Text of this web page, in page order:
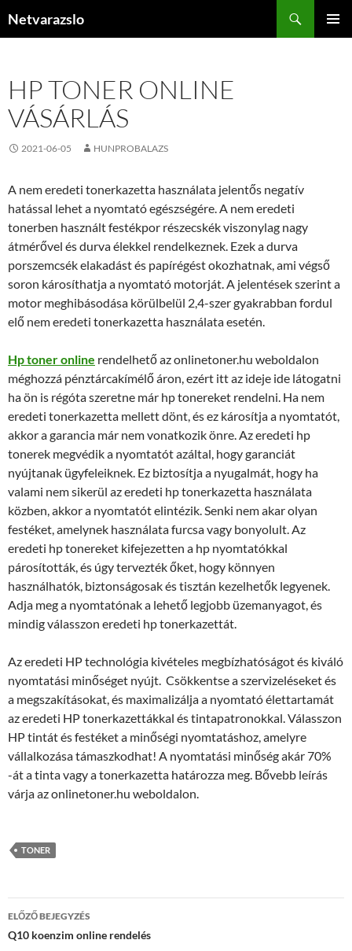
Netvarazslo
HP TONER ONLINE
VÁSÁRLÁS
2021-06-05 HUNPROBALAZS
A nem eredeti tonerkazetta használata jelentős negatív
hatással lehet a nyomtató egészségére. A nem eredeti
tonerben használt festékpor részecskék viszonylag nagy
átmérővel és durva élekkel rendelkeznek. Ezek a durva
porszemcsék elakadást és papírégést okozhatnak, ami végső
soron károsíthatja a nyomtató motorját. A jelentések szerint a
motor meghibásodása körülbelül 2,4-szer gyakrabban fordul
elő nem eredeti tonerkazetta használata esetén.
Hp toner online rendelhető az onlinetoner.hu weboldalon
méghozzá pénztárcakímélő áron, ezért itt az ideje ide látogatni
ha ön is régóta szeretne már hp tonereket rendelni. Ha nem
eredeti tonerkazetta mellett dönt, és ez károsítja a nyomtatót,
akkor a garancia már nem vonatkozik önre. Az eredeti hp
tonerek megvédik a nyomtatót azáltal, hogy garanciát
nyújtanak ügyfeleiknek. Ez biztosítja a nyugalmát, hogy ha
valami nem sikerül az eredeti hp tonerkazetta használata
közben, akkor a nyomtatót elintézik. Senki nem akar olyan
festéket, amelynek használata furcsa vagy bonyolult. Az
eredeti hp tonereket kifejezetten a hp nyomtatókkal
párosították, és úgy tervezték őket, hogy könnyen
használhatók, biztonságosak és tisztán kezelhetők legyenek.
Adja meg a nyomtatónak a lehető legjobb üzemanyagot, és
mindig válasszon eredeti hp tonerkazettát.
Az eredeti HP technológia kivételes megbízhatóságot és kiváló
nyomtatási minőséget nyújt. Csökkentse a szervizeléseket és
a megszakításokat, és maximalizálja a nyomtató élettartamát
az eredeti HP tonerkazettákkal és tintapatronokkal. Válasszon
HP tintát és festéket a minőségi nyomtatáshoz, amelyre
vállalkozása támaszkodhat! A nyomtatási minőség akár 70%
-át a tinta vagy a tonerkazetta határozza meg. Bővebb leírás
várja az onlinetoner.hu weboldalon.
TONER
Bejegyzés
navigáció
ELŐZŐ BEJEGYZÉS
Q10 koenzim online rendelés